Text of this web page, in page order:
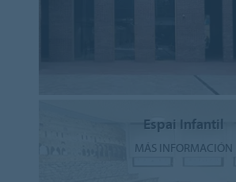
Espai Infantil
MÁS INFORMACIÓN